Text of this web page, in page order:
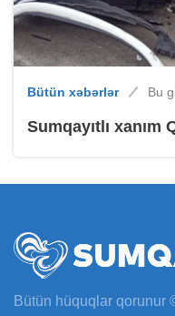
Bütün xəbərlər Bu
Sumqayıtlı xanım
Bütün hüquqlar qorunur